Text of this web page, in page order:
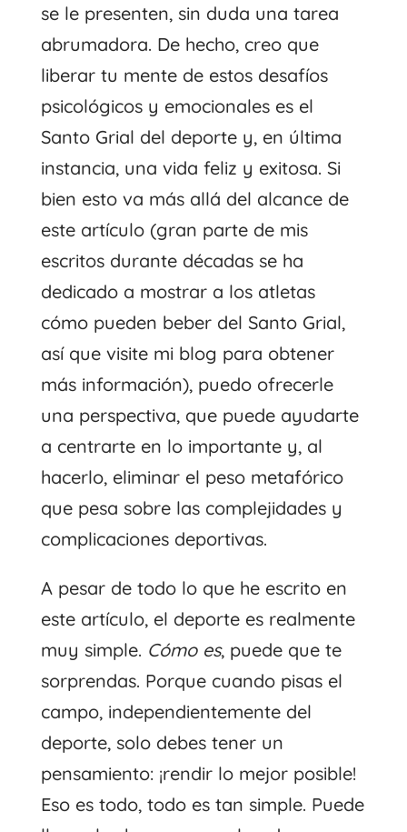
se le presenten, sin duda una tarea
abrumadora. De hecho, creo que
liberar tu mente de estos desafíos
psicológicos y emocionales es el
Santo Grial del deporte y, en última
instancia, una vida feliz y exitosa. Si
bien esto va más allá del alcance de
este artículo (gran parte de mis
escritos durante décadas se ha
dedicado a mostrar a los atletas
cómo pueden beber del Santo Grial,
así que visite mi blog para obtener
más información), puedo ofrecerle
una perspectiva, que puede ayudarte
a centrarte en lo importante y, al
hacerlo, eliminar el peso metafórico
que pesa sobre las complejidades y
complicaciones deportivas.
A pesar de todo lo que he escrito en
este artículo, el deporte es realmente
muy simple. Cómo es, puede que te
sorprendas. Porque cuando pisas el
campo, independientemente del
deporte, solo debes tener un
pensamiento: ¡rendir lo mejor posible!
Eso es todo, todo es tan simple. Puede